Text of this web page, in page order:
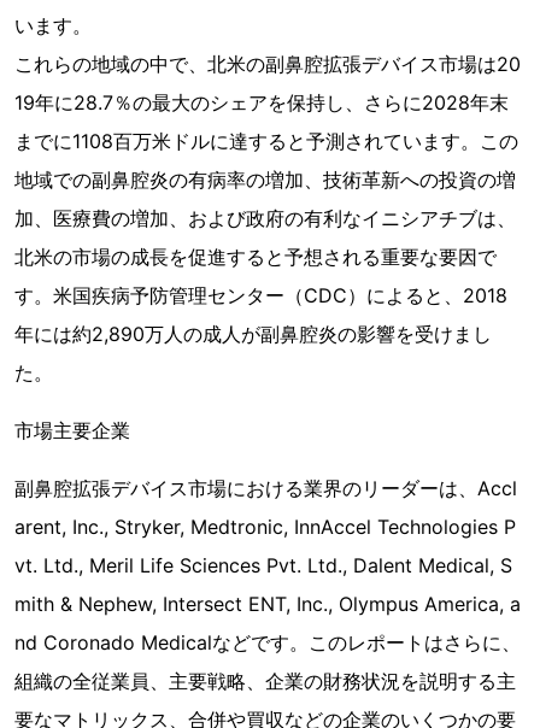
います。
これらの地域の中で、北米の副鼻腔拡張デバイス市場は20
19年に28.7％の最大のシェアを保持し、さらに2028年末
までに1108百万米ドルに達すると予測されています。この
地域での副鼻腔炎の有病率の増加、技術革新への投資の増
加、医療費の増加、および政府の有利なイニシアチブは、
北米の市場の成長を促進すると予想される重要な要因で
す。米国疾病予防管理センター（CDC）によると、2018
年には約2,890万人の成人が副鼻腔炎の影響を受けまし
た。
市場主要企業
副鼻腔拡張デバイス市場における業界のリーダーは、Accl
arent, Inc., Stryker, Medtronic, InnAccel Technologies P
vt. Ltd., Meril Life Sciences Pvt. Ltd., Dalent Medical, S
mith & Nephew, Intersect ENT, Inc., Olympus America, a
nd Coronado Medicalなどです。このレポートはさらに、
組織の全従業員、主要戦略、企業の財務状況を説明する主
要なマトリックス、合併や買収などの企業のいくつかの要